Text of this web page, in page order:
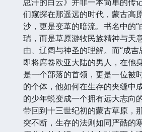
们窥探在那遥远的时代，蒙古高
沙，更是变革的暗流。书名中的
瑞，而是草原游牧民族精神与天
由、辽阔与神圣的理解。而“成
即将席卷欧亚大陆的男人，在他
是一个部落的首领，更是一位被
的个体，他如何在生存的夹缝中
的少年蜕变成一个拥有远大志向
带回到十三世纪初的蒙古草原，
突不断，生存的法则如同严酷的